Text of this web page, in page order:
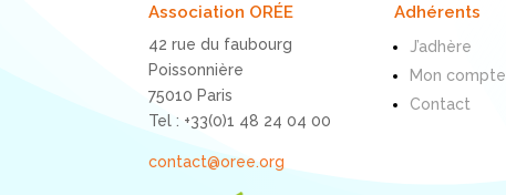
Association ORÉE
42 rue du faubourg
Poissonnière
75010 Paris
Tel : +33(0)1 48 24 04 00
contact@oree.org
Adhérents
J’adhère
Mon compte
Contact